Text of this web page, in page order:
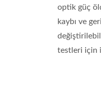
optik güç
kaybı ve
testleri için